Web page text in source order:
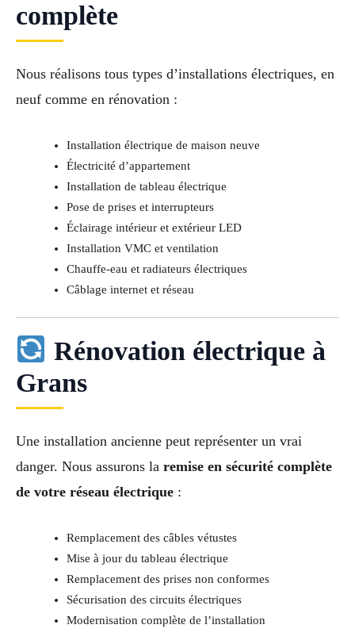
complète
Nous réalisons tous types d’installations électriques, en
neuf comme en rénovation :
Installation électrique de maison neuve
Électricité d’appartement
Installation de tableau électrique
Pose de prises et interrupteurs
Éclairage intérieur et extérieur LED
Installation VMC et ventilation
Chauffe-eau et radiateurs électriques
Câblage internet et réseau
Rénovation électrique à
Grans
Une installation ancienne peut représenter un vrai
danger. Nous assurons la remise en sécurité complète
de votre réseau électrique :
Remplacement des câbles vétustes
Mise à jour du tableau électrique
Remplacement des prises non conformes
Sécurisation des circuits électriques
Modernisation complète de l’installation